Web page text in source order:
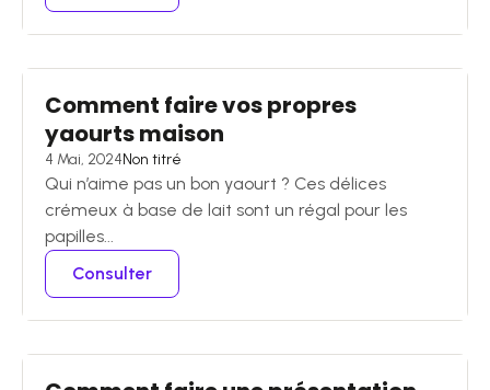
Comment faire vos propres
yaourts maison
4 Mai, 2024Non titré
Qui n’aime pas un bon yaourt ? Ces délices
crémeux à base de lait sont un régal pour les
papilles...
Consulter